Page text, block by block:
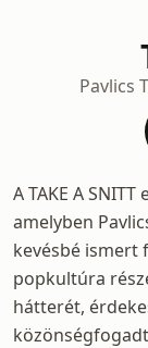
Pavlics
A TAKE A
amelyben
kevésbé ismert
popkultúra
hátterét,